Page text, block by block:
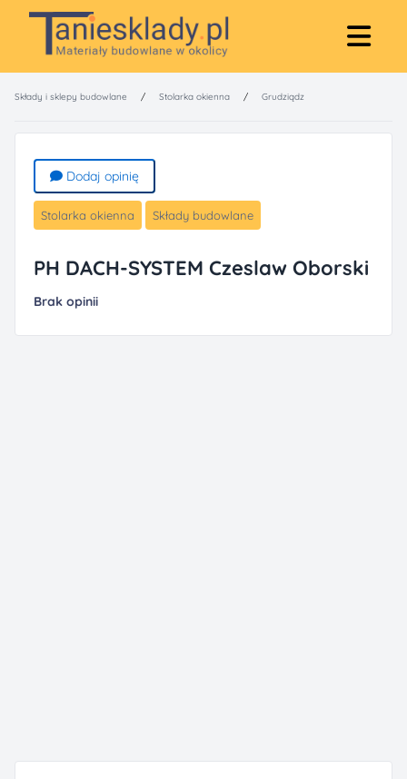
Składy i sklepy budowlane / Stolarka okienna / Grudziądz
Dodaj opinię
Stolarka okienna Składy budowlane
PH DACH-SYSTEM Czeslaw Oborski
Brak opinii